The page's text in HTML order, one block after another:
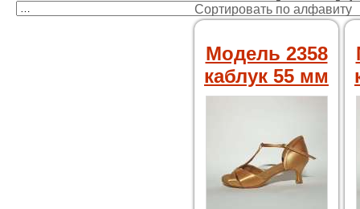
Сортировать по алфавиту
Модель 2358
каблук 55 мм